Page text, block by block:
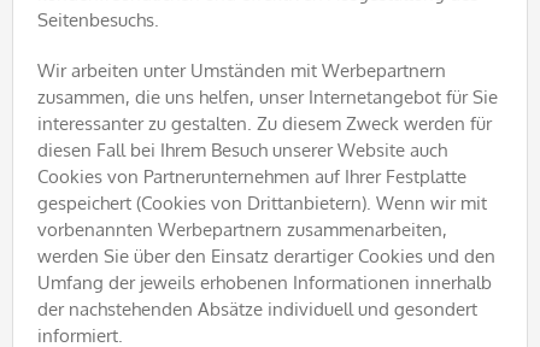
Seitenbesuchs.
Wir arbeiten unter Umständen mit Werbepartnern
zusammen, die uns helfen, unser Internetangebot für Sie
interessanter zu gestalten. Zu diesem Zweck werden für
diesen Fall bei Ihrem Besuch unserer Website auch
Cookies von Partnerunternehmen auf Ihrer Festplatte
gespeichert (Cookies von Drittanbietern). Wenn wir mit
vorbenannten Werbepartnern zusammenarbeiten,
werden Sie über den Einsatz derartiger Cookies und den
Umfang der jeweils erhobenen Informationen innerhalb
der nachstehenden Absätze individuell und gesondert
informiert.